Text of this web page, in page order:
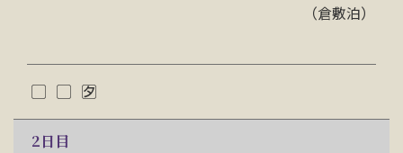
（倉敷泊）
2日目